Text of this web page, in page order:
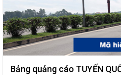
Bảng quảng cáo TUYẾN